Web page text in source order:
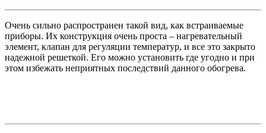
Очень сильно распространен такой вид, как встраиваемые
приборы. Их конструкция очень проста – нагревательный
элемент, клапан для регуляции температур, и все это закрыто
надежной решеткой. Его можно установить где угодно и при
этом избежать неприятных последствий данного обогрева.